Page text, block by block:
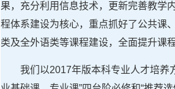
果，充分利用信息技术，更新完善教学
程体系建设为核心，重点抓好了公共课
类及全外语类等课程建设，全面提升课
我们以2017年版本科专业人才培养